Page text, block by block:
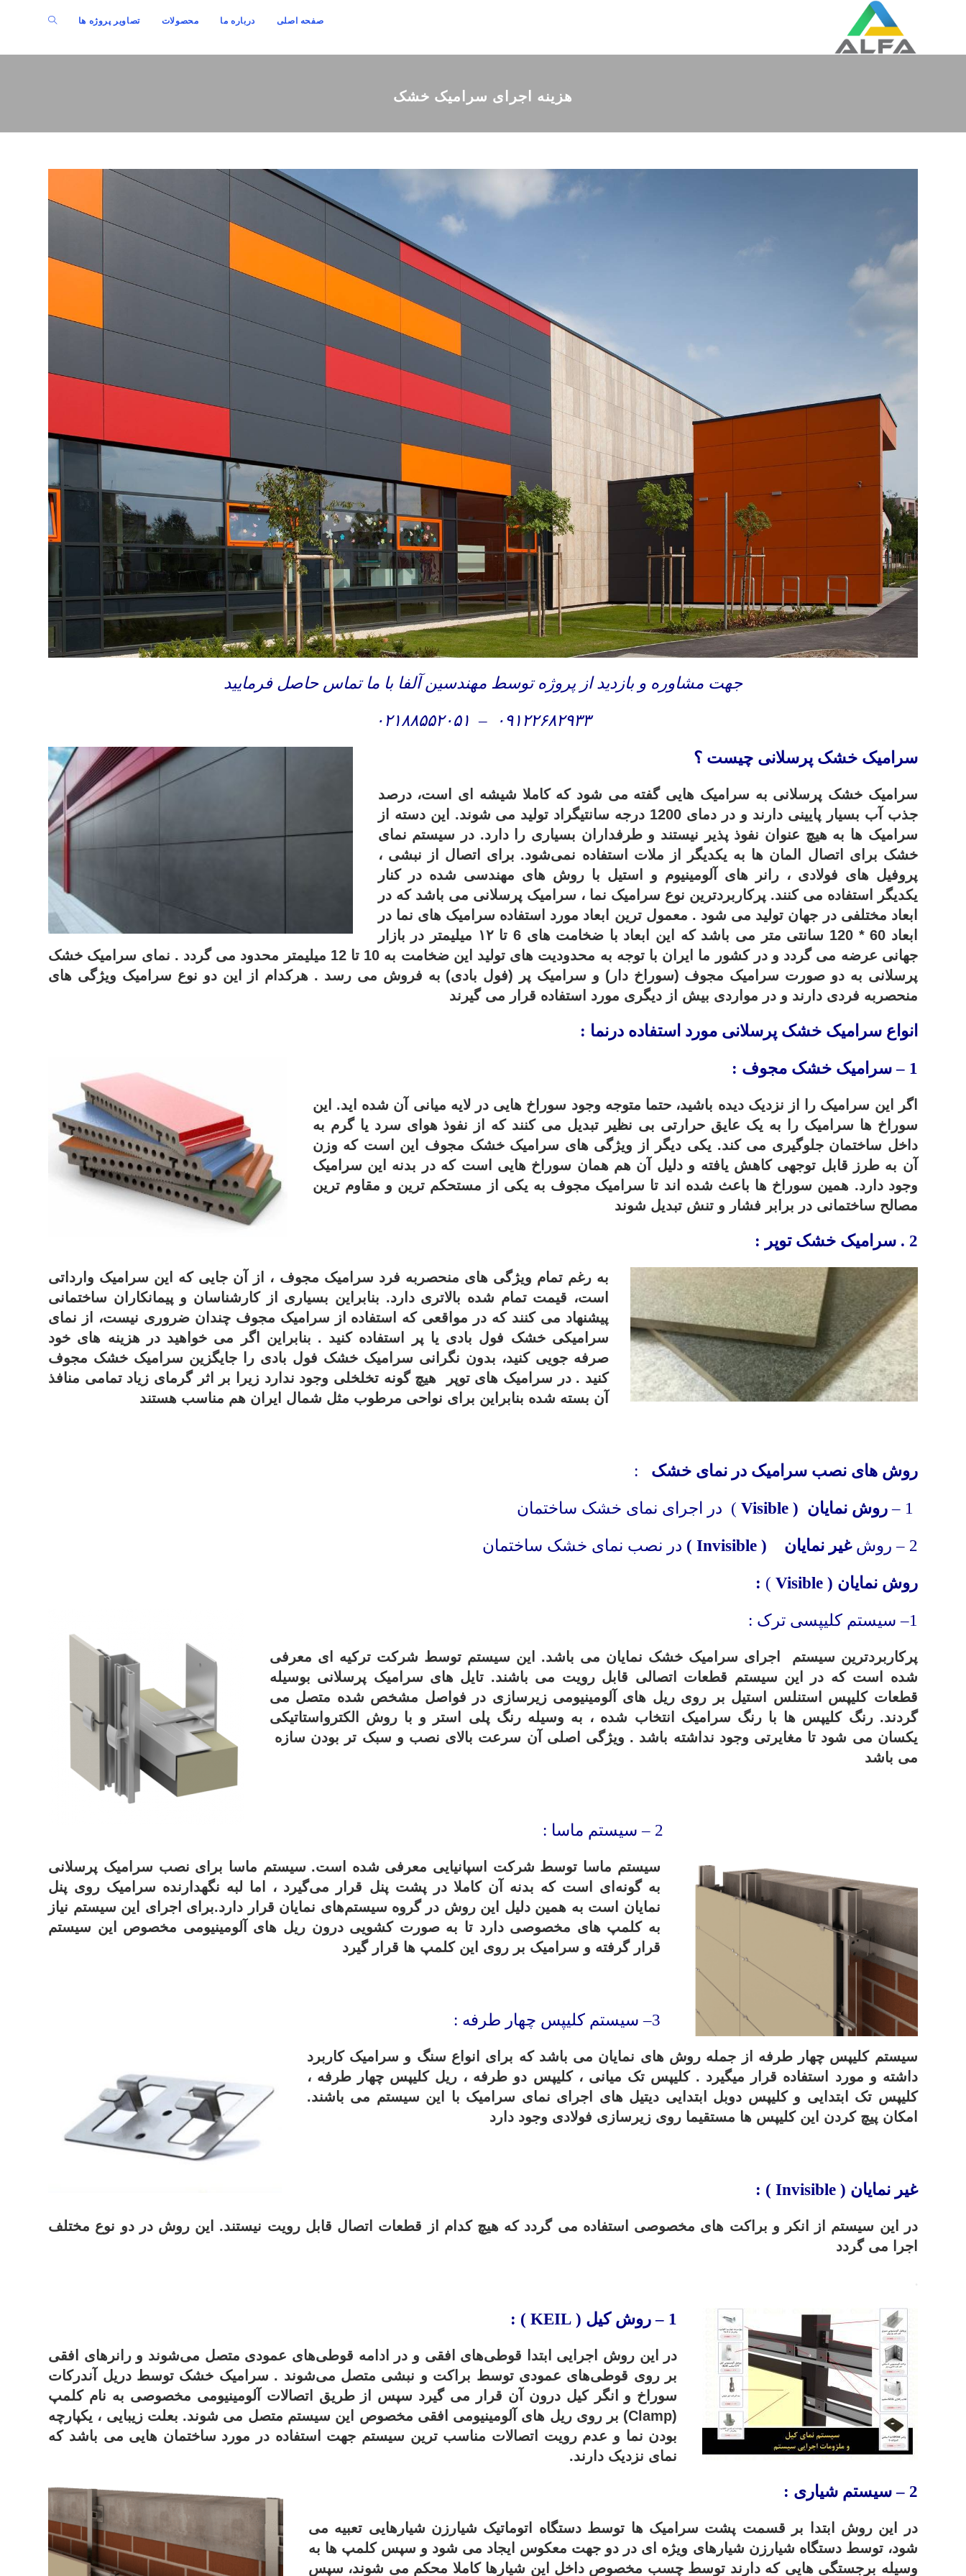
صفحه اصلی درباره ما محصولات تصاویر پروژه ها جستجوی
هزینه اجرای سرامیک خشک
جهت مشاوره و بازدید از پروژه توسط مهندسین آلفا با ما تماس حاصل فرمایید
۰۹۱۲۲۶۸۲۹۳۳ – ۰۲۱۸۸۵۵۲۰۵۱
سرامیک خشک پرسلانی چیست ؟
سرامیک خشک پرسلانی به سرامیک هایی گفته می شود که کاملا شیشه ای است، درصد
جذب آب بسیار پایینی دارند و در دمای 1200 درجه سانتیگراد تولید می شوند. این دسته از
سرامیک ها به هیچ عنوان نفوذ پذیر نیستند و طرفداران بسیاری را دارد. در سیستم نمای
خشک برای اتصال المان ها به یکدیگر از ملات استفاده نمی‌شود. برای اتصال از نبشی ،
پروفیل های فولادی ، رانر های آلومینیوم و استیل با روش های مهندسی شده در کنار
یکدیگر استفاده می کنند. پرکاربردترین نوع سرامیک نما ، سرامیک پرسلانی می باشد که در
ابعاد مختلفی در جهان تولید می شود . معمول ترین ابعاد مورد استفاده سرامیک های نما در
ابعاد 60 * 120 سانتی متر می باشد که این ابعاد با ضخامت های 6 تا ۱۲ میلیمتر در بازار
جهانی عرضه می گردد و در کشور ما ایران با توجه به محدودیت های تولید این ضخامت به 10 تا 12 میلیمتر محدود می گردد . نمای سرامیک خشک
پرسلانی به دو صورت سرامیک مجوف (سوراخ دار) و سرامیک پر (فول بادی) به فروش می رسد . هرکدام از این دو نوع سرامیک ویژگی های
منحصربه فردی دارند و در مواردی بیش از دیگری مورد استفاده قرار می گیرند
انواع سرامیک خشک پرسلانی مورد استفاده درنما :
1 – سرامیک خشک مجوف :
اگر این سرامیک را از نزدیک دیده باشید، حتما متوجه وجود سوراخ هایی در لایه میانی آن شده اید. این
سوراخ ها سرامیک را به یک عایق حرارتی بی نظیر تبدیل می کنند که از نفوذ هوای سرد یا گرم به
داخل ساختمان جلوگیری می کند. یکی دیگر از ویژگی های سرامیک خشک مجوف این است که وزن
آن به طرز قابل توجهی کاهش یافته و دلیل آن هم همان سوراخ هایی است که در بدنه این سرامیک
وجود دارد. همین سوراخ ها باعث شده اند تا سرامیک مجوف به یکی از مستحکم ترین و مقاوم ترین
مصالح ساختمانی در برابر فشار و تنش تبدیل شوند
2 . سرامیک خشک توپر :
به رغم تمام ویژگی های منحصربه فرد سرامیک مجوف ، از آن جایی که این سرامیک وارداتی
است، قیمت تمام شده بالاتری دارد. بنابراین بسیاری از کارشناسان و پیمانکاران ساختمانی
پیشنهاد می کنند که در مواقعی که استفاده از سرامیک مجوف چندان ضروری نیست، از نمای
سرامیکی خشک فول بادی یا پر استفاده کنید . بنابراین اگر می خواهید در هزینه های خود
صرفه جویی کنید، بدون نگرانی سرامیک خشک فول بادی را جایگزین سرامیک خشک مجوف
کنید . در سرامیک های توپر هیچ گونه تخلخلی وجود ندارد زیرا بر اثر گرمای زیاد تمامی منافذ
آن بسته شده بنابراین برای نواحی مرطوب مثل شمال ایران هم مناسب هستند
روش های نصب سرامیک در نمای خشک :
روش نمایان (Visible ) در اجرای نمای خشک ساختمان
2 – روش غیر نمایان (Invisible
) در نصب نمای خشک ساختمان
روش نمایان (Visible
)
:
1– سیستم کلیپسی ترک :
پرکاربردترین سیستم اجرای سرامیک خشک نمایان می باشد. این سیستم توسط شرکت ترکیه ای معرفی
شده است که در این سیستم قطعات اتصالی قابل رویت می باشند. تایل های سرامیک پرسلانی بوسیله
قطعات کلیپس استنلس استیل بر روی ریل های آلومینیومی زیرسازی در فواصل مشخص شده متصل می
گردند. رنگ کلیپس ها با رنگ سرامیک انتخاب شده ، به وسیله رنگ پلی استر و با روش الکترواستاتیکی
یکسان می شود تا مغایرتی وجود نداشته باشد . ویژگی اصلی آن سرعت بالای نصب و سبک تر بودن سازه
می باشد
سیستم ماسا توسط شرکت اسپانیایی معرفی شده است. سیستم ماسا برای نصب سرامیک پرسلانی
به گونه‌ای است که بدنه آن کاملا در پشت پنل قرار می‌گیرد ، اما لبه نگهدارنده سرامیک روی پنل
نمایان است به همین دلیل این روش در گروه سیستم‌های نمایان قرار دارد.برای اجرای این سیستم نیاز
به کلمپ های مخصوصی دارد تا به صورت کشویی درون ریل های آلومینیومی مخصوص این سیستم
قرار گرفته و سرامیک بر روی این کلمپ ها قرار گیرد
3– سیستم کلیپس چهار طرفه :
سیستم کلیپس چهار طرفه از جمله روش های نمایان می باشد که برای انواع سنگ و سرامیک کاربرد
داشته و مورد استفاده قرار میگیرد . کلیپس تک میانی ، کلیپس دو طرفه ، ریل کلیپس چهار طرفه ،
کلیپس تک ابتدایی و کلیپس دوبل ابتدایی دیتیل های اجرای نمای سرامیک با این سیستم می باشند.
امکان پیچ کردن این کلیپس ها مستقیما روی زیرسازی فولادی وجود دارد
غیر نمایان (Invisible
) :
در این سیستم از انکر و براکت های مخصوصی استفاده می گردد که هیچ کدام از قطعات اتصال قابل رویت نیستند.
این روش در دو نوع مختلف
اجرا می گردد
1
– روش کیل ( KEIL ) :
در این روش اجرایی ابتدا قوطی‌های افقی و در ادامه قوطی‌های عمودی متصل می‌شوند و رانرهای افقی
بر روی قوطی‌های عمودی توسط براکت و نبشی متصل می‌شوند . سرامیک خشک توسط دریل آندرکات
سوراخ و انگر کیل درون آن قرار می گیرد سپس از طریق اتصالات آلومینیومی مخصوصی به نام کلمپ
(Clamp) بر روی ریل های آلومینیومی افقی مخصوص این سیستم متصل می شوند.
بعلت زیبایی ، یکپارچه
بودن نما و عدم رویت اتصالات مناسب ترین سیستم جهت استفاده در مورد ساختمان هایی می باشد که
نمای نزدیک دارند.
2 – سیستم شیاری :
در این روش ابتدا بر قسمت پشت سرامیک ها توسط دستگاه اتوماتیک شیارزن شیارهایی تعبیه می
شود، توسط دستگاه شیارزن شیارهای ویژه ای در دو جهت معکوس ایجاد می شود و سپس کلمپ ها به
وسیله برجستگی هایی که دارند توسط چسب مخصوص داخل این شیارها کاملا محکم می شوند، سپس